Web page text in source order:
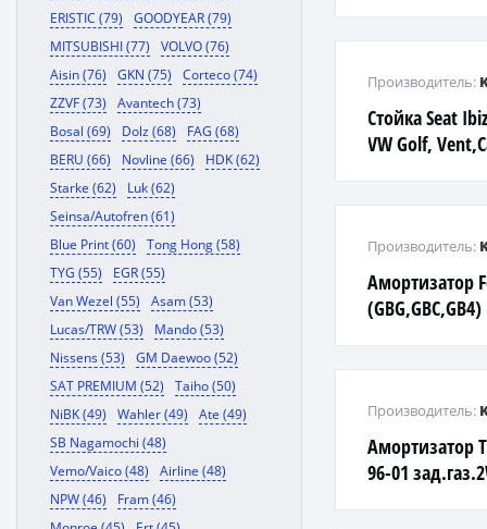
ERISTIC (79)
GOODYEAR (79)
MITSUBISHI (77)
VOLVO (76)
Aisin (76)
GKN (75)
Corteco (74)
ZZVF (73)
Avantech (73)
Bosal (69)
Dolz (68)
FAG (68)
BERU (66)
Novline (66)
HDK (62)
Starke (62)
Luk (62)
Seinsa/Autofren (61)
Blue Print (60)
Tong Hong (58)
TYG (55)
EGR (55)
Van Wezel (55)
Asam (53)
Lucas/TRW (53)
Mando (53)
Nissens (53)
GM Daewoo (52)
SAT PREMIUM (52)
Taiho (50)
NiBK (49)
Wahler (49)
Ate (49)
SB Nagamochi (48)
Vemo/Vaico (48)
Airline (48)
NPW (46)
Fram (46)
Стойка Seat
VW Golf,
Производитель:
Амортизатор
(GBG,GBC,GB4)
Производитель:
Амортизатор
96-01
Производитель: